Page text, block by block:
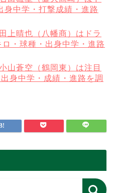
身中学・打撃成績・進路
上晴也（八幡商）はドラ
・球種・出身中学・進路
山蒼空（鶴岡東）は注目
身中学・成績・進路を調